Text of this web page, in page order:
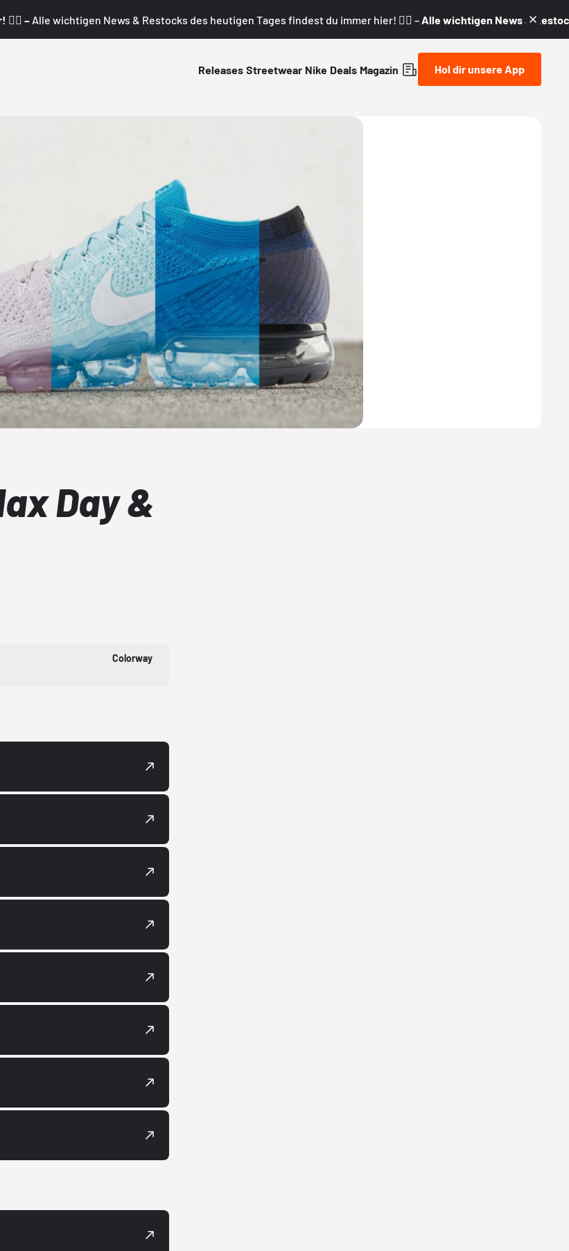
– Alle wichtigen News & Restocks des heutigen Tages findest du immer hier! 👇🏼 – Alle wichtigen News &
Releases Streetwear Nike Deals Magazin Hol dir unsere App
Day &
Colorway